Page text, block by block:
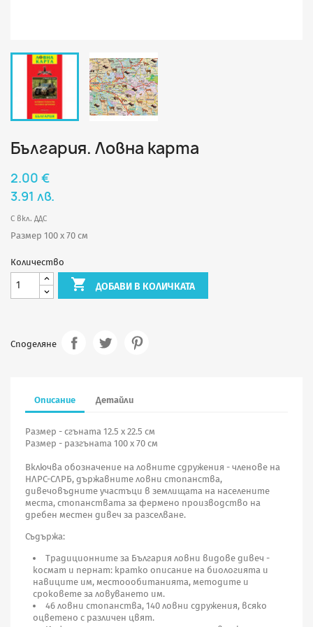
България. Ловна карта
2.00 €
3.91 лв.
С вкл. ДДС
Размер 100 х 70 см
Количество
 ДОБАВИ В КОЛИЧКАТА
Споделяне
Описание Детайли
Размер - сгъната 12.5 х 22.5 см
Размер - разгъната 100 х 70 см
Включва обозначение на ловните сдружения - членове на
НЛРС-СЛРБ, държавните ловни стопанства,
дивечовъдните участъци в землищата на населените
места, стопанствата за фермено производство на
дребен местен дивеч за разселване.
Съдържа:
Традиционните за България ловни видове дивеч -
космат и пернат: кратко описание на биологията и
навиците им, местоообитанията, методите и
сроковете за ловуването им.
46 ловни стопанства, 140 ловни сдружения, всяко
оцветено с различен цвят.